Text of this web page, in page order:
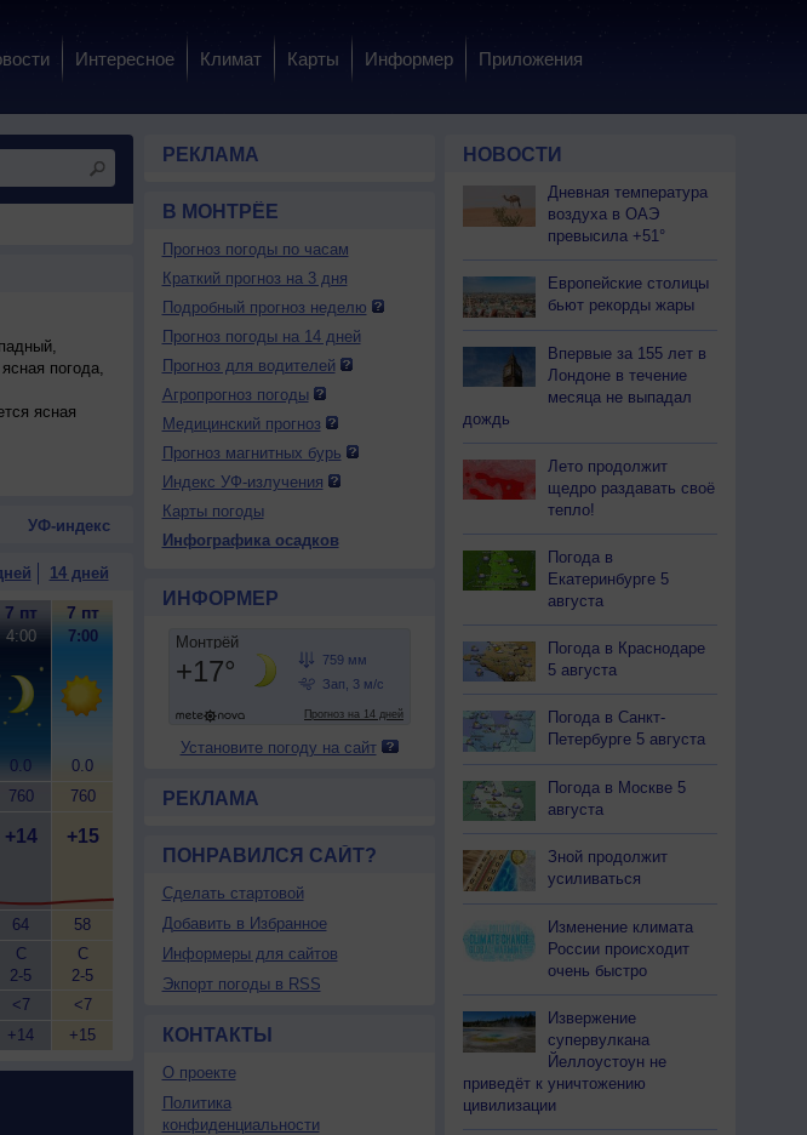
Интересное Климат Карты Информер Приложения
погода,
ясная
УФ-индекс
14 дней
7 пт
4:00
0.0
760
+14
64
С
2-5
<7
+14
7 пт
7:00
0.0
760
+15
58
С
2-5
<7
+15
РЕКЛАМА
В МОНТРЁЕ
Прогноз погоды по часам
Краткий прогноз на 3 дня
Подробный прогноз неделю
Прогноз погоды на 14 дней
Прогноз для водителей
Агропрогноз погоды
Медицинский прогноз
Прогноз магнитных бурь
Индекс УФ-излучения
Карты погоды
Инфографика осадков
ИНФОРМЕР
Установите погоду на сайт
РЕКЛАМА
ПОНРАВИЛСЯ САЙТ?
Сделать стартовой
Добавить в Избранное
Информеры для сайтов
Экпорт погоды в RSS
КОНТАКТЫ
О проекте
Политика
конфиденциальности
НОВОСТИ
Дневная температура
воздуха в ОАЭ
превысила +51°
Европейские столицы
бьют рекорды жары
Впервые за 155 лет в
Лондоне в течение
месяца не выпадал
дождь
Лето продолжит
щедро раздавать своё
тепло!
Погода в
Екатеринбурге 5
августа
Погода в Краснодаре
5 августа
Погода в Санкт-
Петербурге 5 августа
Погода в Москве 5
августа
Зной продолжит
усиливаться
Изменение климата
России происходит
очень быстро
Извержение
супервулкана
Йеллоустоун не
приведёт к уничтожению
цивилизации